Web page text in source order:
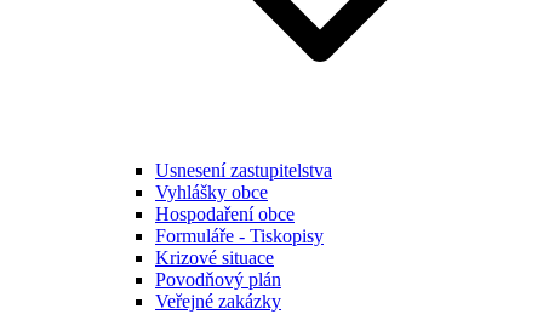
Usnesení zastupitelstva
Vyhlášky obce
Hospodaření obce
Formuláře - Tiskopisy
Krizové situace
Povodňový plán
Veřejné zakázky